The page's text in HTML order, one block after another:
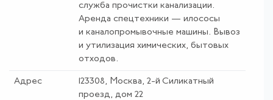
служба прочистки канализации.
Аренда спецтехники — илососы
и каналопромывочные машины. Вывоз
и утилизация химических, бытовых
отходов.
Адрес
123308, Москва, 2-й Силикатный
проезд, дом 22